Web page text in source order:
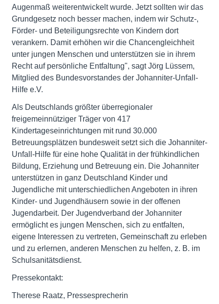
Augenmaß weiterentwickelt wurde. Jetzt sollten wir das
Grundgesetz noch besser machen, indem wir Schutz-,
Förder- und Beteiligungsrechte von Kindern dort
verankern. Damit erhöhen wir die Chancengleichheit
unter jungen Menschen und unterstützen sie in ihrem
Recht auf persönliche Entfaltung", sagt Jörg Lüssem,
Mitglied des Bundesvorstandes der Johanniter-Unfall-
Hilfe e.V.
Als Deutschlands größter überregionaler
freigemeinnütziger Träger von 417
Kindertageseinrichtungen mit rund 30.000
Betreuungsplätzen bundesweit setzt sich die Johanniter-
Unfall-Hilfe für eine hohe Qualität in der frühkindlichen
Bildung, Erziehung und Betreuung ein. Die Johanniter
unterstützen in ganz Deutschland Kinder und
Jugendliche mit unterschiedlichen Angeboten in ihren
Kinder- und Jugendhäusern sowie in der offenen
Jugendarbeit. Der Jugendverband der Johanniter
ermöglicht es jungen Menschen, sich zu entfalten,
eigene Interessen zu vertreten, Gemeinschaft zu erleben
und zu erlernen, anderen Menschen zu helfen, z. B. im
Schulsanitätsdienst.
Pressekontakt:
Therese Raatz, Pressesprecherin